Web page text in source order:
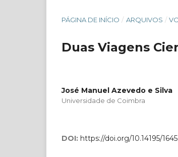
PÁGINA DE INÍCIO / ARQUIVOS /
Duas Viagens
José Manuel Azevedo e Silva
Universidade de Coimbra
DOI: https://doi.org/10.14195/